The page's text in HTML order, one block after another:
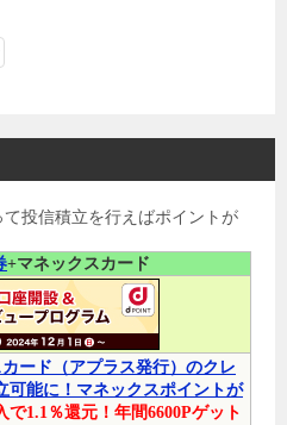
投信積立を行えばポイントが
+マネックスカード
ード（アプラス発行）のクレ
可能に！マネックスポイントが
で1.1％還元！年間6600Pゲット